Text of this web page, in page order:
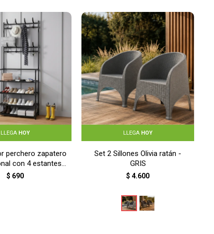
LLEGA HOY
perchero zapatero
con 4 estantes -
NEGRO
$ 690
LLEGA HOY
Set 2 Sillones Olivia ratán -
GRIS
$ 4.600